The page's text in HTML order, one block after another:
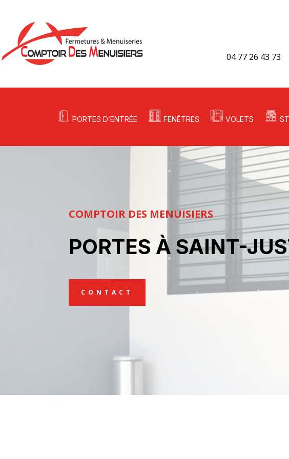
04 77 26 43 73
PORTES D’ENTRÉE FENÊTRES VOLETS
COMPTOIR DES MENUISIERS
PORTES À SAINT-
CONTACT